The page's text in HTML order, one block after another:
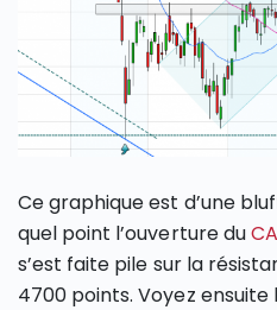
Ce graphique est d’une
quel point l’ouverture du
s’est faite pile sur la
4700 points. Voyez